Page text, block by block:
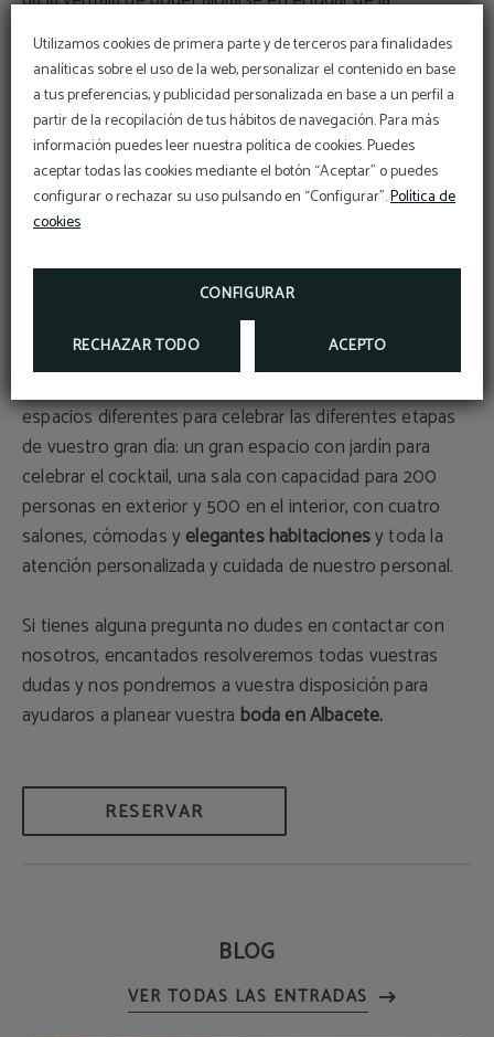
Utilizamos cookies de primera parte y de terceros para finalidades
analíticas sobre el uso de la web, personalizar el contenido en base
a tus preferencias, y publicidad personalizada en base a un perfil a
partir de la recopilación de tus hábitos de navegación. Para más
información puedes leer nuestra política de cookies. Puedes
aceptar todas las cookies mediante el botón “Aceptar” o puedes
configurar o rechazar su uso pulsando en “Configurar”.Política de
cookies
CONFIGURAR
RECHAZAR TODO ACEPTO
celebración, eso quiere decir que tanto los novios como
los invitados que lo deseen estarán muy cerca del lugar
del convite, para poder descansar después de la fiesta y
disfrutar al día siguiente de un desayuno todos juntos.
Además, es una opción genial para aquellos invitados
que vengan de fuera o tengan que viajar, de esta
manera todos podrán acudir a la celebración sin
problemas.
Es muy importante conocer la infraestructura del lugar si
bodas en Albacete
cuántos espacios disponemos, si hay
diversos salones
espacios diferentes para celebrar las diferentes etapas
de vuestro gran día: un gran espacio con jardín para
celebrar el cocktail, una sala con capacidad para 200
personas en exterior y 500 en el interior, con cuatro
salones, cómodas yelegantes habitacionesy toda la
atención personalizada y cuidada de nuestro personal.
Si tienes alguna pregunta no dudes en contactar con
nosotros, encantados resolveremos todas vuestras
dudas y nos pondremos a vuestra disposición para
ayudaros a planear vuestra boda en Albacete.
RESERVAR
BLOG
VER TODAS LAS ENTRADAS
PROMOCIÓN
5% de descuento
RESERVANDO EN NUESTRA WEB OFICIAL
RESERVAR